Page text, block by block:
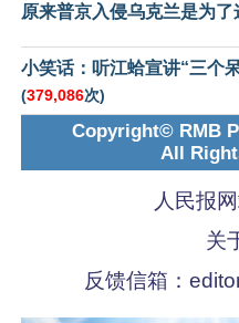
原来普京入侵乌克兰是为了
小笑话：听江蛤宣讲“三个
(379,086次)
Copyright© RMB
All
人民报
关
反馈信箱：